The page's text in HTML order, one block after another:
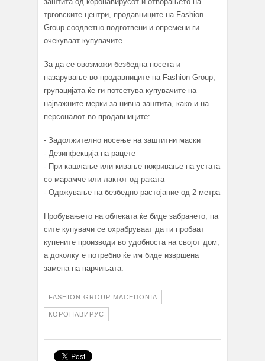
трговските центри, продавниците на Fashion
Group соодветно подготвени и опремени ги
очекуваат купувачите.
За да се овозможи безбедна посета и
пазарување во продавниците на Fashion Group,
групацијата ќе ги потсетува купувачите на
најважните мерки за нивна заштита, како и на
персоналот во продавниците:
- Задолжително носење на заштитни маски
- Дезинфекција на рацете
- При кашлање или кивање покривање на устата
со марамче или лактот од раката
- Одржување на безбедно растојание од 2 метра
Пробувањето на облеката ќе биде забрането, па
сите купувачи се охрабруваат да ги пробаат
купените производи во удобноста на својот дом,
а доколку е потребно ќе им биде извршена
замена на парчињата.
FASHION GROUP MACEDONIA
КОРОНАВИРУС